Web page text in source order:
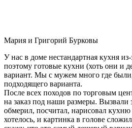
Мария и Григорий Бурковы
У нас в доме нестандартная кухня
поэтому готовые кухни (хоть они и
вариант. Мы с мужем много где
подходящего варианта.
После всех походов по торговым
на заказ под наши размеры. Вызвали
обмерил, посчитал, нарисовал
хотелось, и картинка в голове